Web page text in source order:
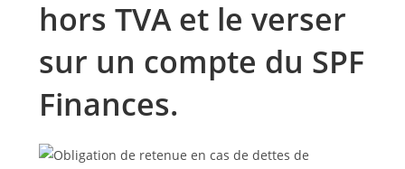
hors TVA et le verser
sur un compte du SPF
Finances.